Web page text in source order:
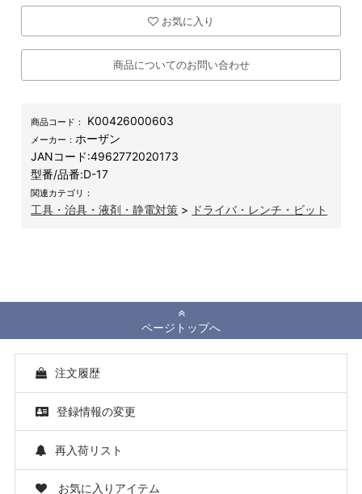
お気に入り
商品についてのお問い合わせ
商品コード： K00426000603
メーカー：ホーザン
JANコード:4962772020173
型番/品番:D-17
関連カテゴリ：
工具・治具・液剤・静電対策 > ドライバ・レンチ・ビット
ページトップへ
注文履歴
登録情報の変更
再入荷リスト
お気に入りアイテム